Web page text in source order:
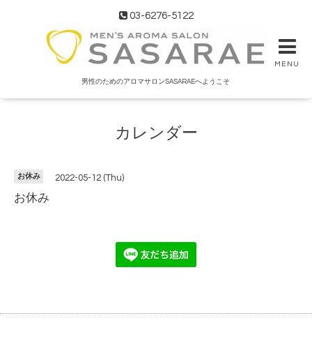
03-6276-5122
MENU
男性のためのアロマサロンSASARAEへようこそ
カレンダー
お休み 2022-05-12 (Thu)
お休み